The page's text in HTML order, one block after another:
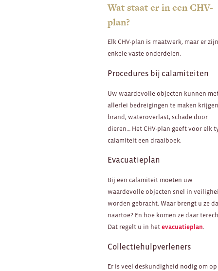
Wat staat er in een CHV-
plan?
Elk CHV-plan is maatwerk, maar er
enkele vaste onderdelen.
Procedures bij calamiteiten
Uw waardevolle objecten kunnen
allerlei bedreigingen te maken
brand, wateroverlast, schade door
dieren… Het CHV-plan geeft voor elk
calamiteit een draaiboek.
Evacuatieplan
Bij een calamiteit moeten uw
waardevolle objecten snel in
worden gebracht. Waar brengt u ze
naartoe? En hoe komen ze daar
Dat regelt u in hetevacuatieplan.
Collectiehulpverleners
Er is veel deskundigheid nodig om op